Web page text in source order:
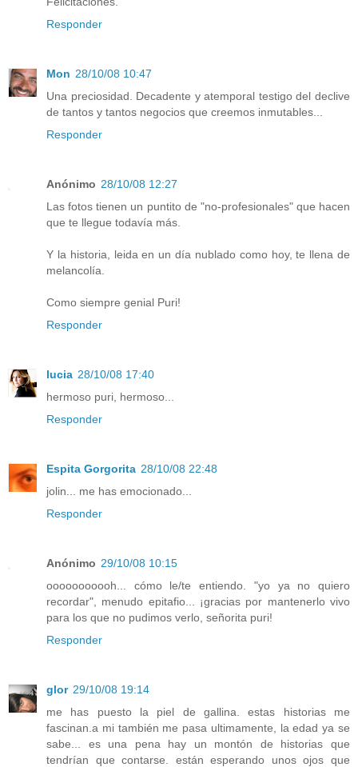
Responder
Mon 28/10/08 10:47
Una preciosidad. Decadente y atemporal testigo del declive
de tantos y tantos negocios que creemos inmutables...
Responder
Anónimo 28/10/08 12:27
Las fotos tienen un puntito de "no-profesionales" que hacen
que te llegue todavía más.
Y la historia, leida en un día nublado como hoy, te llena de
melancolía.
Como siempre genial Puri!
Responder
lucia 28/10/08 17:40
hermoso puri, hermoso...
Responder
Espita Gorgorita 28/10/08 22:48
jolin... me has emocionado...
Responder
Anónimo 29/10/08 10:15
ooooooooooh... cómo le/te entiendo. "yo ya no quiero
recordar", menudo epitafio... ¡gracias por mantenerlo vivo
para los que no pudimos verlo, señorita puri!
Responder
glor 29/10/08 19:14
me has puesto la piel de gallina. estas historias me
fascinan.a mi también me pasa ultimamente, la edad ya se
sabe... es una pena hay un montón de historias que
tendrían que contarse. están esperando unos ojos que